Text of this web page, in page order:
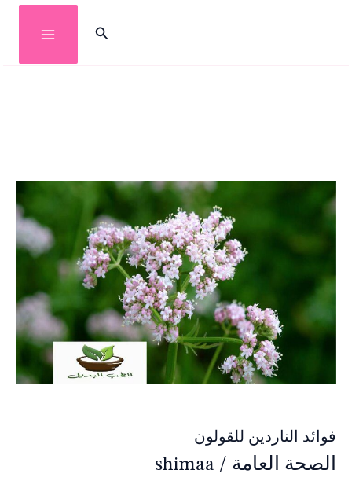
البحث
فوائد الناردين للقولون
الصحة العامة /
shimaa